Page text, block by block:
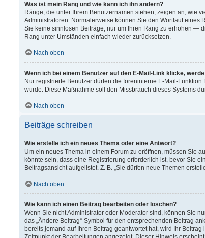
Was ist mein Rang und wie kann ich ihn ändern?
Ränge, die unter Ihrem Benutzernamen stehen, zeigen an, wie
Administratoren. Normalerweise können Sie den Wortlaut eines
Sie keine sinnlosen Beiträge, nur um Ihren Rang zu erhöhen —
Rang unter Umständen einfach wieder zurücksetzen.
Nach oben
Wenn ich bei einem Benutzer auf den E-Mail-Link klicke,
Nur registrierte Benutzer dürfen die foreninterne E-Mail-
wurde. Diese Maßnahme soll den Missbrauch dieses Systems
Nach oben
Beiträge schreiben
Wie erstelle ich ein neues Thema oder eine Antwort?
Um ein neues Thema in einem Forum zu eröffnen, müssen Sie
könnte sein, dass eine Registrierung erforderlich ist, bevor Sie
Beitragsansicht aufgelistet. Z. B. „Sie dürfen neue Themen
Nach oben
Wie kann ich einen Beitrag bearbeiten oder löschen?
Wenn Sie nicht Administrator oder Moderator sind, können Sie
das „Ändere Beitrag“-Symbol für den entsprechenden Beitrag
bereits jemand auf Ihren Beitrag geantwortet hat, wird Ihr